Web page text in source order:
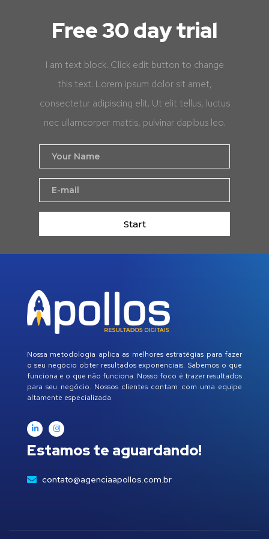
Free 30 day trial
I am text block. Click edit button to change
this text. Lorem ipsum dolor sit amet,
consectetur adipiscing elit. Ut elit tellus, luctus
nec ullamcorper mattis, pulvinar dapibus leo.
Start
Nossa metodologia aplica as melhores estratégias para fazer
o seu negócio obter resultados exponenciais. Sabemos o que
funciona e o que não funciona. Nosso foco é trazer resultados
para seu negócio. Nossos clientes contam com uma equipe
altamente especializada
Estamos te aguardando!
contato@agenciaapollos.com.br